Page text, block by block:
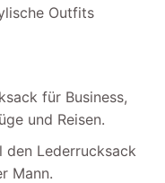
Outfits
für Business,
und Reisen.
den Lederrucksack
Mann.